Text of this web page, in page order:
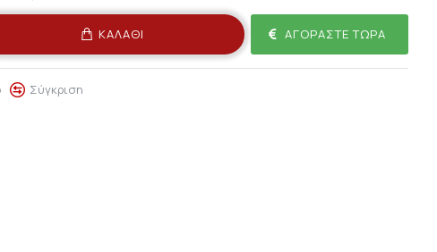
ΚΑΛΆΘΙ ΑΓΟΡΆΣΤΕ ΤΏΡΑ
Σύγκριση